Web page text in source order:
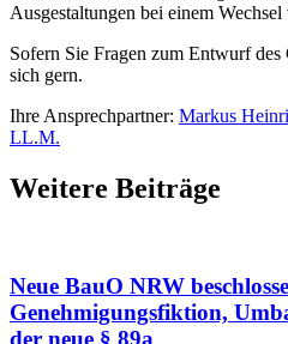
Ausgestaltungen bei einem
Sofern Sie Fragen zum Entwurf des
sich gern.
Ihre Ansprechpartner: Markus
LL.M.
Weitere Beiträge
Neue BauO NRW
Genehmigungsfiktion,
der neue § 89a